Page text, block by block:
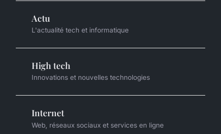
Actu
L'actualité tech et informatique
High tech
Innovations et nouvelles technologies
Internet
Web, réseaux sociaux et services en ligne